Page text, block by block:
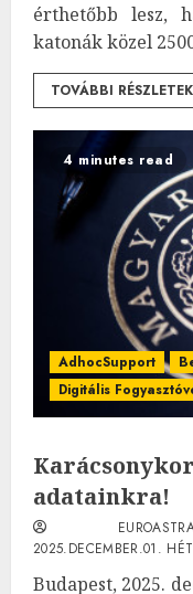
érthetőbb lesz,
katonák közel
TOVÁBBI RÉSZLETEK
4 minutes read
AdhocSupport
Digitális
adatainkra!
2025.DECEMBER.01.
Budapest, 2025.